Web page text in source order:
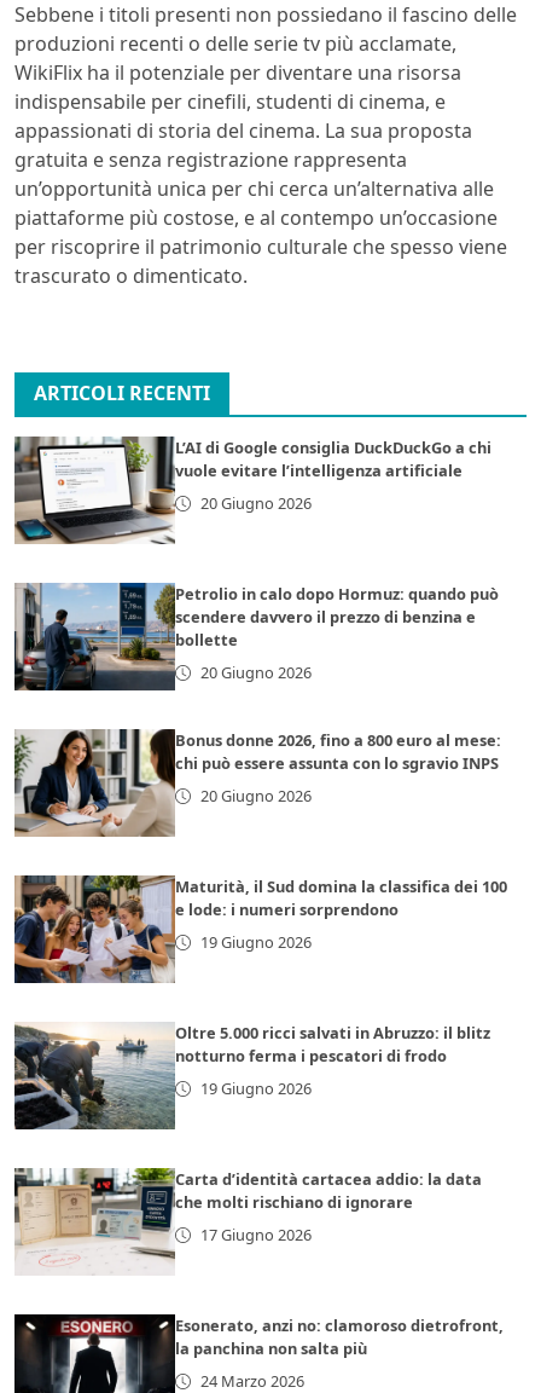
Sebbene i titoli presenti non possiedano il fascino delle
produzioni recenti o delle serie tv più acclamate,
WikiFlix ha il potenziale per diventare una risorsa
indispensabile per cinefili, studenti di cinema, e
appassionati di storia del cinema. La sua proposta
gratuita e senza registrazione rappresenta
un’opportunità unica per chi cerca un’alternativa alle
piattaforme più costose, e al contempo un’occasione
per riscoprire il patrimonio culturale che spesso viene
trascurato o dimenticato.
ARTICOLI RECENTI
L’AI di Google consiglia DuckDuckGo a chi
vuole evitare l’intelligenza artificiale
20 Giugno 2026
Petrolio in calo dopo Hormuz: quando può
scendere davvero il prezzo di benzina e
bollette
20 Giugno 2026
Bonus donne 2026, fino a 800 euro al mese:
chi può essere assunta con lo sgravio INPS
20 Giugno 2026
Maturità, il Sud domina la classifica dei 100
e lode: i numeri sorprendono
19 Giugno 2026
Oltre 5.000 ricci salvati in Abruzzo: il blitz
notturno ferma i pescatori di frodo
19 Giugno 2026
Carta d’identità cartacea addio: la data
che molti rischiano di ignorare
17 Giugno 2026
Esonerato, anzi no: clamoroso dietrofront,
la panchina non salta più
24 Marzo 2026